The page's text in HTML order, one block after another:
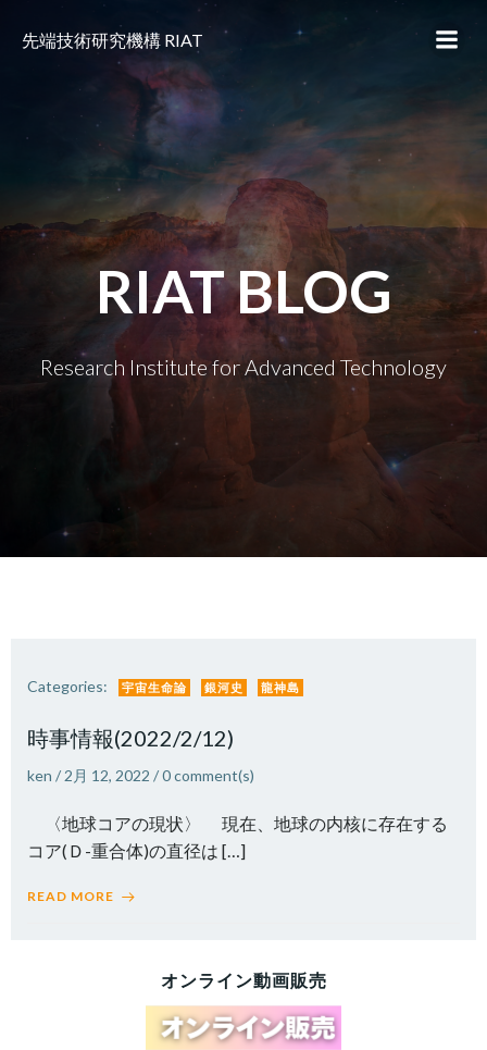
ス
キ
ッ
プ
先端技術研究機構 RIAT
RIAT BLOG
Research Institute for Advanced Technology
Categories: 宇宙生命論 銀河史 龍神島
時事情報(2022/2/12)
ken / 2月 12, 2022 /0comment(s)
〈地球コアの現状〉 現在、地球の内核に存在する
コア(Ｄ-重合体)の直径は […]
READ MORE
オンライン動画販売